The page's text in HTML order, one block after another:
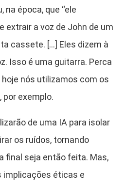
época, que “ele
extrair a voz de John de um
cassete. […] Eles dizem à
Isso é uma guitarra. Perca
hoje nós utilizamos com os
exemplo.
de uma IA para isolar
os ruídos, tornando
final seja então feita. Mas,
implicações éticas e